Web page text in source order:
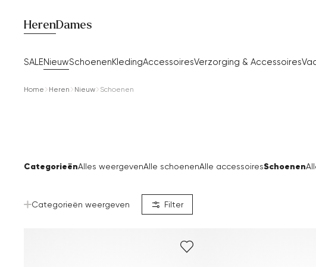
Heren
SALENieuwSchoenenKledingAccessoiresVerzorging & Accessoires
Dames
Home Heren Nieuw Schoenen
CategorieënAlles weergevenAlle schoenenAlle accessoiresSchoenen
Categorieën weergeven Filter